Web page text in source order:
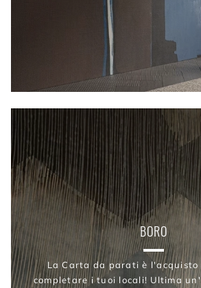
BORO
La Carta da parati è
completare i tuoi locali! Ultima